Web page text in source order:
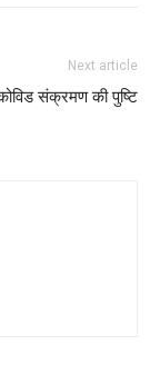
Next article
संक्रमण की पुष्टि